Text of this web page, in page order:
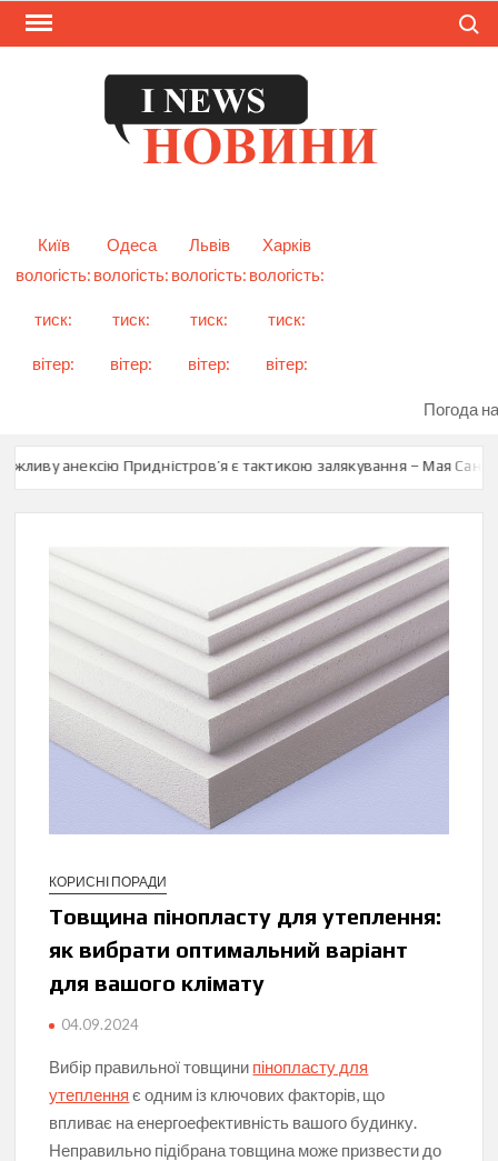
Skip
Київ
Одеса Львів
Харків
вологість:
тиск:
вітер:
вологість:
тиск:
вітер:
вологість:
тиск:
вітер:
вологість:
тиск:
вітер:
Погода
анексію Придністров’я є тактикою залякування – Мая Санду
КОРИСНІ ПОРАДИ
Товщина пінопласту для утеплення:
як вибрати оптимальний варіант
для вашого клімату
04.09.2024
Вибір правильної товщини пінопласту для
утеплення є одним із ключових факторів, що
впливає на енергоефективність вашого будинку.
Неправильно підібрана товщина може призвести до